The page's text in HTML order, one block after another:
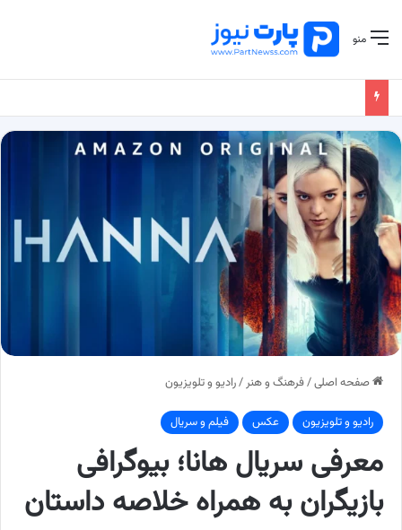
منو
صفحه اصلی/فرهنگ و هنر/رادیو و تلویزیون
رادیو و تلویزیون عکس فیلم و سریال
معرفی سریال هانا؛ بیوگرافی
بازیگران به همراه خلاصه داستان